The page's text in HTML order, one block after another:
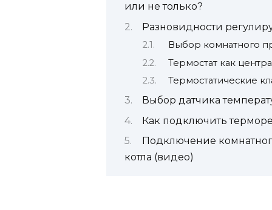
или не только?
Разновидности
Выбор комнатного
Термостат как
Термостатические
Выбор датчика
Как подключить
Подключение
котла (видео)